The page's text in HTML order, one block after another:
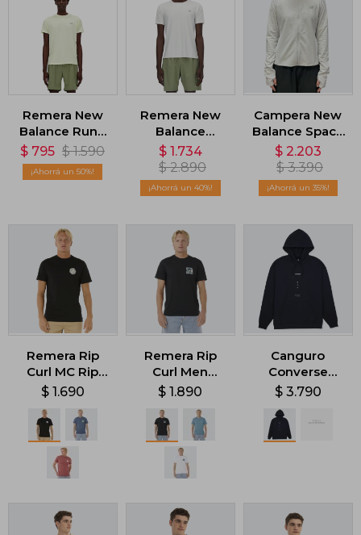
Remera New
Balance Run -
Verde
$ 795 $ 1.590
50
Remera New
Balance
Athletics -
Blanco
$ 1.734
$ 2.890
40
Campera New
Balance Space
Dye Full Zip -
Gris
$ 2.203
$ 3.390
35
Remera Rip
Curl MC Rip
Curl Wettie
$ 1.690
Remera Rip
Curl Men
Hazed &
$ 1.890
Canguro
Converse
Graphic -
$ 3.790